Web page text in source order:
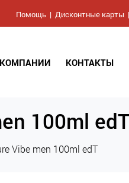
Помощь Дисконтные карты
КОНТАКТЫ
100ml edT
Vibe men 100ml edT